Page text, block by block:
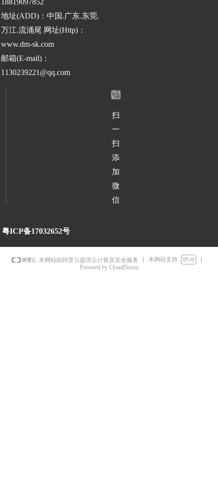
18819097852
地址(ADD)：中国.广东.东莞.
万江.流涌尾 网址(Http)：
www.dm-sk.com
邮箱(E-mail)：
1130239221@qq.com
扫
一
扫
添
加
微
信
粤ICP备17032652号
本网站由阿里云提供云计算及安全服务 本网站支持
IPv6
Powered by CloudDream